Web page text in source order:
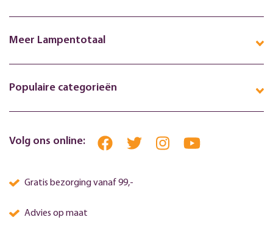
Meer Lampentotaal
Populaire categorieën
Volg ons online:
Gratis bezorging vanaf 99,-
Advies op maat